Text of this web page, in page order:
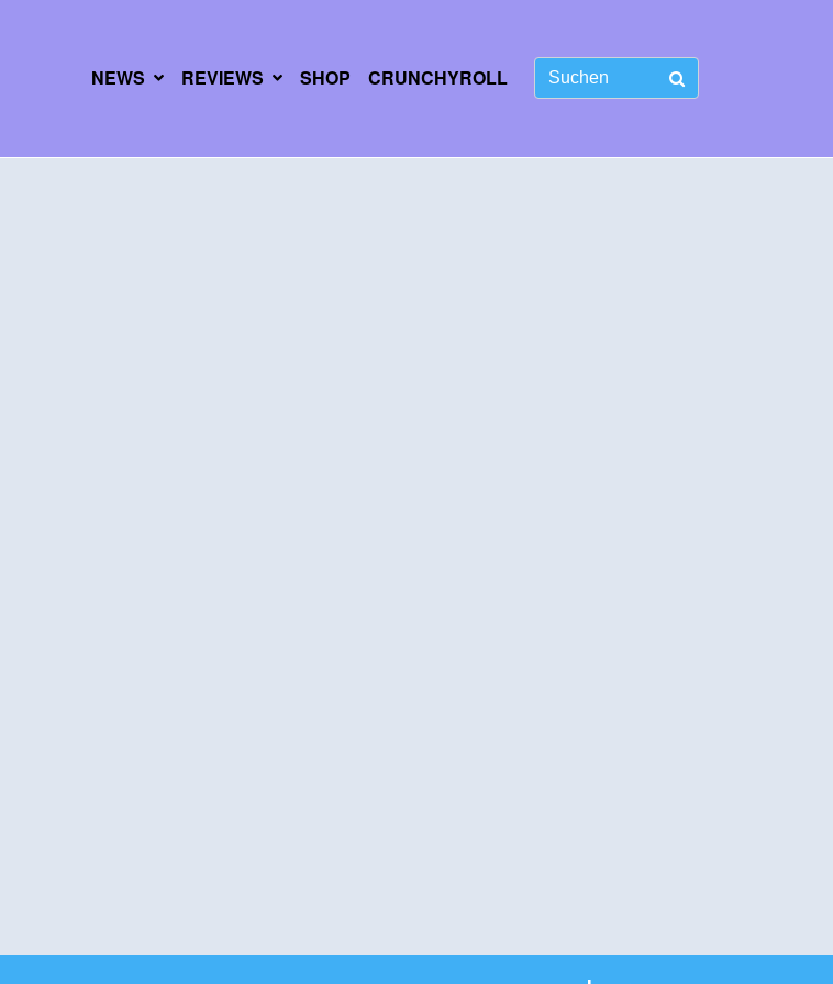
NEWS REVIEWS SHOP CRUNCHYROLL